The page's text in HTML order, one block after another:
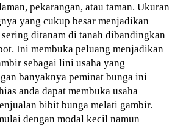
pekarangan, atau taman. Ukuran
yang cukup besar menjadikan
ditanam di tanah dibandingkan
Ini membuka peluang menjadikan
sebagai lini usaha yang
banyaknya peminat bunga ini
anda dapat membuka usaha
bibit bunga melati gambir.
dengan modal kecil namun